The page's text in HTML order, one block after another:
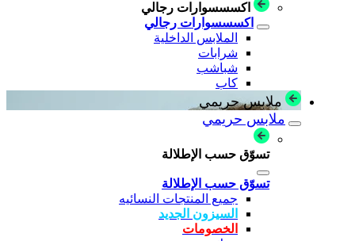
اكسسسوارات رجالي
اكسسسوارات رجالي
الملابس الداخلية
شرابات
شباشب
كاب
ملابس حريمي
ملابس حريمي
تسوّق حسب الإطلالة
تسوّق حسب الإطلالة
جميع المنتجات النسائيه
السيزون الجديد
الخصومات